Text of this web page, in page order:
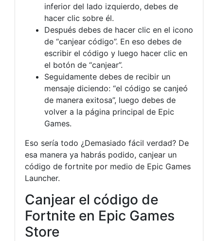
inferior del lado izquierdo, debes de
hacer clic sobre él.
Después debes de hacer clic en el icono
de “canjear código”. En eso debes de
escribir el código y luego hacer clic en
el botón de “canjear”.
Seguidamente debes de recibir un
mensaje diciendo: “el código se canjeó
de manera exitosa”, luego debes de
volver a la página principal de Epic
Games.
Eso sería todo ¿Demasiado fácil verdad? De
esa manera ya habrás podido, canjear un
código de fortnite por medio de Epic Games
Launcher.
Canjear el código de
Fortnite en Epic Games
Store